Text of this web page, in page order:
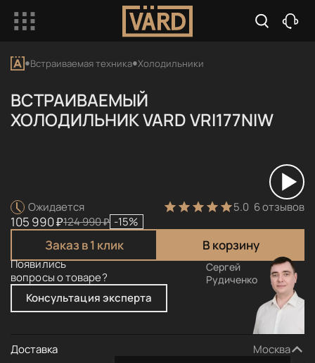
Встраиваемая техника Холодильники
ВСТРАИВАЕМЫЙ
ХОЛОДИЛЬНИК VARD VRI177NIW
Ожидается 5.0 6 отзывов
105 990 ₽124 990 ₽ -15%
Заказ в 1 клик В корзину
Появились
вопросы о товаре?
Консультация эксперта
Сергей
Рудиченко
Доставка
Москва